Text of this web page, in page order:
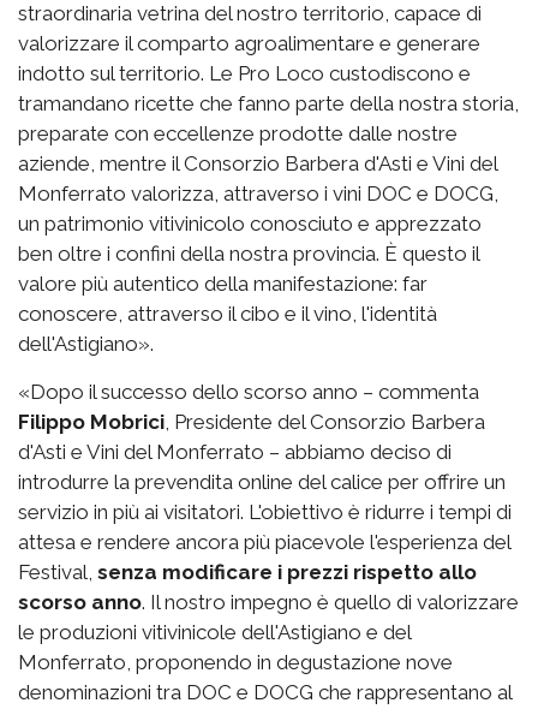
straordinaria vetrina del nostro territorio, capace di
valorizzare il comparto agroalimentare e generare
indotto sul territorio. Le Pro Loco custodiscono e
tramandano ricette che fanno parte della nostra storia,
preparate con eccellenze prodotte dalle nostre
aziende, mentre il Consorzio Barbera d'Asti e Vini del
Monferrato valorizza, attraverso i vini DOC e DOCG,
un patrimonio vitivinicolo conosciuto e apprezzato
ben oltre i confini della nostra provincia. È questo il
valore più autentico della manifestazione: far
conoscere, attraverso il cibo e il vino, l'identità
dell'Astigiano».
«Dopo il successo dello scorso anno – commenta
Filippo Mobrici, Presidente del Consorzio Barbera
d'Asti e Vini del Monferrato – abbiamo deciso di
introdurre la prevendita online del calice per offrire un
servizio in più ai visitatori. L'obiettivo è ridurre i tempi di
attesa e rendere ancora più piacevole l'esperienza del
Festival, senza modificare i prezzi rispetto allo
scorso anno. Il nostro impegno è quello di valorizzare
le produzioni vitivinicole dell'Astigiano e del
Monferrato, proponendo in degustazione nove
denominazioni tra DOC e DOCG che rappresentano al